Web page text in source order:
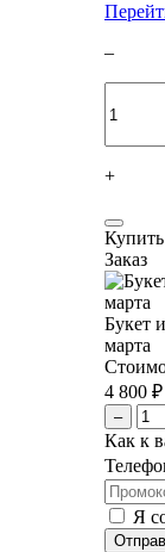
–
+
Заказ
Букет
марта
4 800 ₽
–
Как к
Я